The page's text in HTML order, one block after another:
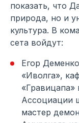
показать, что
природа, но и
культура. В
сета войдут:
Егор
«Иволга»,
«Гравицапа»
Ассоциации
мастер